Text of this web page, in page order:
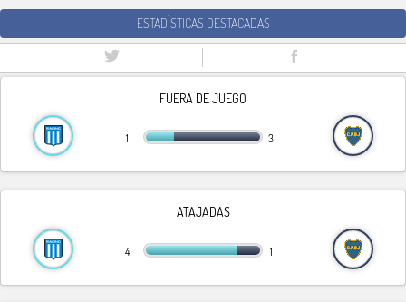
ESTADÍSTICAS DESTACADAS
FUERA DE JUEGO
1 3
ATAJADAS
4 1